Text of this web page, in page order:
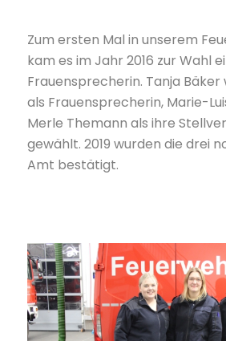
Zum ersten Mal in unserem
kam es im Jahr 2016 zur Wahl
Frauensprecherin. Tanja Bäker
als Frauensprecherin, Marie-
Merle Themann als ihre
gewählt. 2019 wurden die drei
Amt bestätigt.